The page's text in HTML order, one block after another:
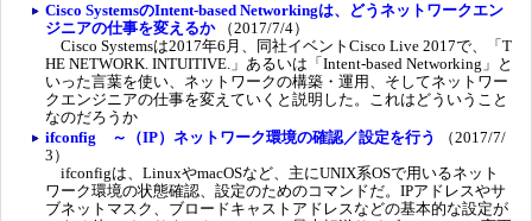
Cisco SystemsのIntent-based Networkingは、どうネットワークエン
ジニアの仕事を変えるか（2017/7/4）
Cisco Systemsは2017年6月、同社イベントCisco Live 2017で、「T
HE NETWORK. INTUITIVE.」あるいは「Intent-based Networking」と
いった言葉を使い、ネットワークの構築・運用、そしてネットワー
クエンジニアの仕事を変えていくと説明した。これはどういうこと
なのだろうか
ifconfig ～（IP）ネットワーク環境の確認／設定を行う
（2017/7/
3）
ifconfigは、LinuxやmacOSなど、主にUNIX系OSで用いるネット
ワーク環境の状態確認、設定のためのコマンドだ。IPアドレスやサ
ブネットマスク、ブロードキャストアドレスなどの基本的な設定が